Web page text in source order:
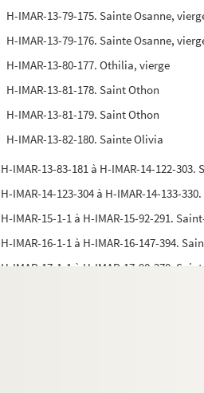
H-IMAR-13-79-175. Sainte Osanne,
H-IMAR-13-79-176. Sainte Osanne,
H-IMAR-13-80-177. Othilia, vierge
H-IMAR-13-81-178. Saint Othon
H-IMAR-13-81-179. Saint Othon
H-IMAR-13-82-180. Sainte Olivia
H-IMAR-13-83-181 à H-IMAR-14-122-
H-IMAR-14-123-304 à H-IMAR-14-133-
H-IMAR-15-1-1 à H-IMAR-15-92-291.
H-IMAR-16-1-1 à H-IMAR-16-147-394.
H-IMAR-17-1-1 à H-IMAR-17-90-270.